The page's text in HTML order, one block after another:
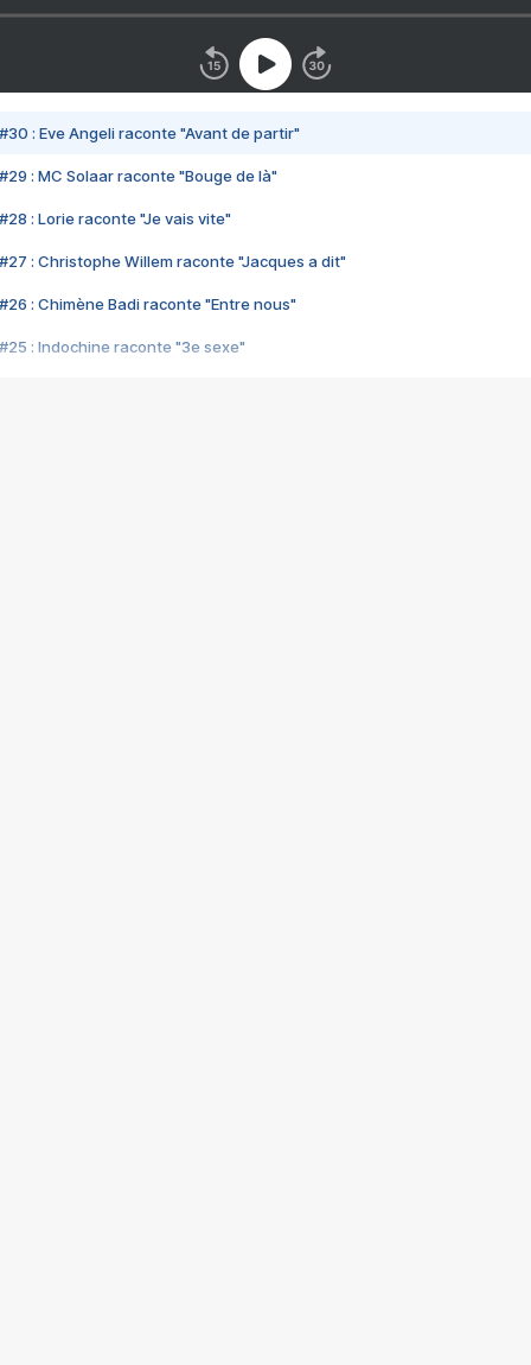
#30 : Eve Angeli raconte "Avant de partir"
#29 : MC Solaar raconte "Bouge de là"
#28 : Lorie raconte "Je vais vite"
#27 : Christophe Willem raconte "Jacques a dit"
#26 : Chimène Badi raconte "Entre nous"
#25 : Indochine raconte "3e sexe"